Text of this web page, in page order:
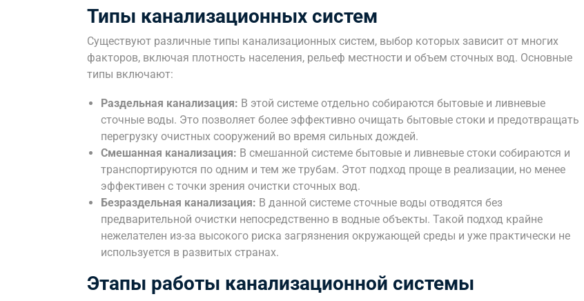
Типы канализационных систем
Существуют различные типы канализационных систем, выбор которых зависит от многих
факторов, включая плотность населения, рельеф местности и объем сточных вод. Основные
типы включают:
Раздельная канализация: В этой системе отдельно собираются бытовые и ливневые
сточные воды. Это позволяет более эффективно очищать бытовые стоки и предотвращать
перегрузку очистных сооружений во время сильных дождей.
Смешанная канализация: В смешанной системе бытовые и ливневые стоки собираются и
транспортируются по одним и тем же трубам. Этот подход проще в реализации, но менее
эффективен с точки зрения очистки сточных вод.
Безраздельная канализация: В данной системе сточные воды отводятся без
предварительной очистки непосредственно в водные объекты. Такой подход крайне
нежелателен из-за высокого риска загрязнения окружающей среды и уже практически не
используется в развитых странах.
Этапы работы канализационной системы